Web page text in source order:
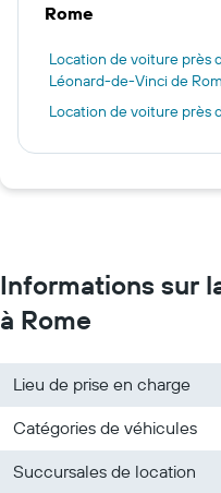
Rome
Location de voiture près
Léonard-de-Vinci de
Location de voiture près
Informations sur
à Rome
Lieu de prise en charge
Catégories de véhicules
Succursales de location